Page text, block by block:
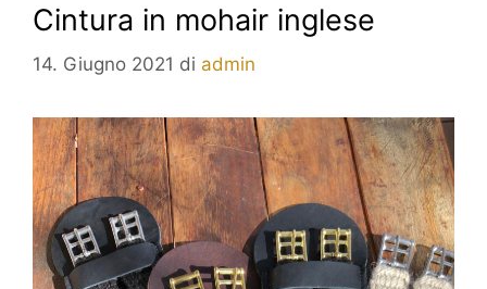
Cintura in mohair inglese
14. Giugno 2021 di admin